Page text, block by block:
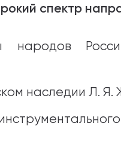
спектр
народов
наследии Л. Я.